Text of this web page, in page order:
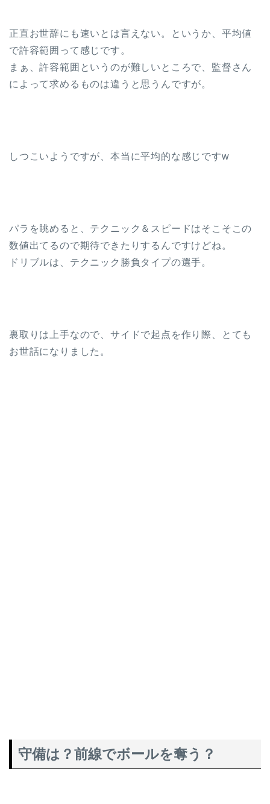
正直お世辞にも速いとは言えない。というか、平均値
で許容範囲って感じです。
まぁ、許容範囲というのが難しいところで、監督さん
によって求めるものは違うと思うんですが。
しつこいようですが、本当に平均的な感じですw
パラを眺めると、テクニック＆スピードはそこそこの
数値出てるので期待できたりするんですけどね。
ドリブルは、テクニック勝負タイプの選手。
裏取りは上手なので、サイドで起点を作り際、とても
お世話になりました。
守備は？前線でボールを奪う？